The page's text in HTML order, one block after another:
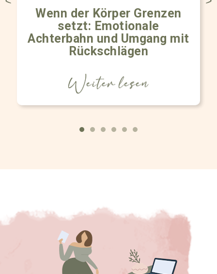
Wenn der Körper Grenzen
setzt: Emotionale
Achterbahn und Umgang mit
Rückschlägen
Weiter lesen